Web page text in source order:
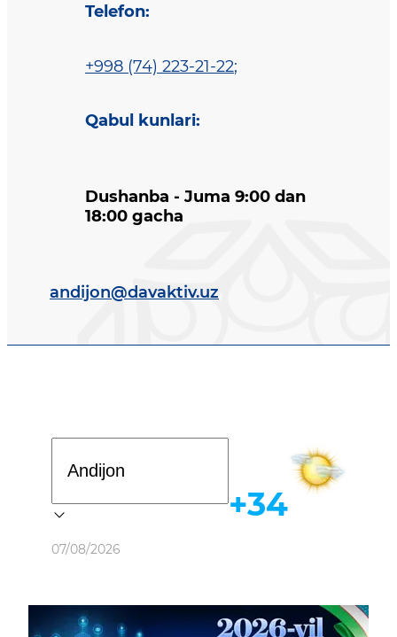
Telefon:
+998 (74) 223-21-22;
Qabul kunlari:
Dushanba - Juma 9:00 dan
18:00 gacha
andijon@davaktiv.uz
Ob-havo
07/08/2026
+34